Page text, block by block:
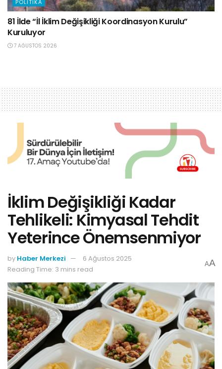
POLITIKA
81 İlde “İl İklim Değişikliği Koordinasyon Kurulu”
Kuruluyor
7 AĞUSTOS 2026
İklim Değişikliği Kadar
Tehlikeli: Kimyasal Tehdit
Yeterince Önemsenmiyor
by Haber Merkezi
6 Ağustos 2025
Reading Time: 3 mins read
AA